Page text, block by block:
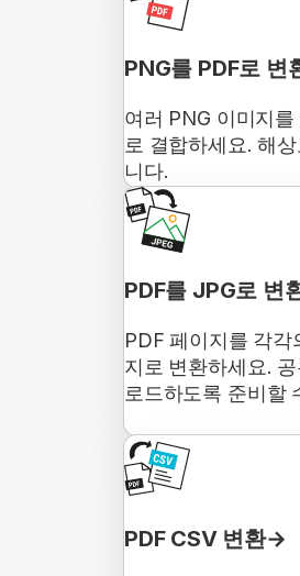
PNG를 PDF로 변
여러 PNG 이미지
로 결합하세요. 해
니다.
PDF를 JPG로 변
PDF 페이지를 각각
지로 변환하세요.
로드하도록 준비할
PDF CSV 변환